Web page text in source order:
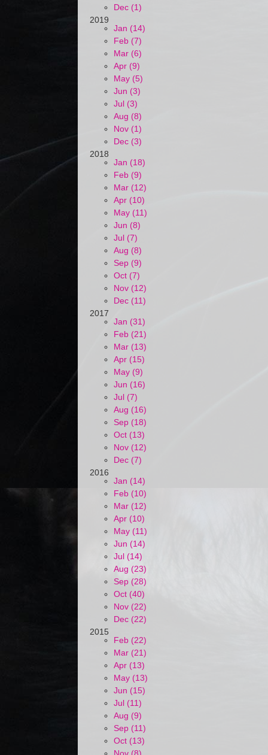
Dec (1)
2019
Jan (14)
Feb (7)
Mar (6)
Apr (9)
May (5)
Jun (3)
Jul (3)
Aug (8)
Nov (1)
Dec (3)
2018
Jan (18)
Feb (9)
Mar (12)
Apr (10)
May (11)
Jun (8)
Jul (7)
Aug (8)
Sep (9)
Oct (7)
Nov (12)
Dec (11)
2017
Jan (31)
Feb (21)
Mar (13)
Apr (15)
May (9)
Jun (16)
Jul (7)
Aug (16)
Sep (18)
Oct (13)
Nov (12)
Dec (7)
2016
Jan (14)
Feb (10)
Mar (12)
Apr (10)
May (11)
Jun (14)
Jul (14)
Aug (23)
Sep (28)
Oct (40)
Nov (22)
Dec (22)
2015
Feb (22)
Mar (21)
Apr (13)
May (13)
Jun (15)
Jul (11)
Aug (9)
Sep (11)
Oct (13)
Nov (8)